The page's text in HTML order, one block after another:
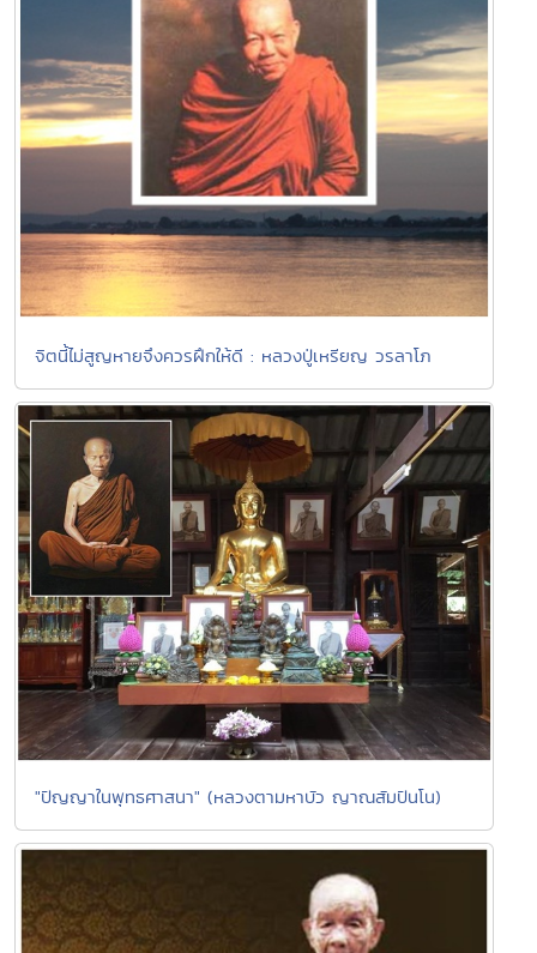
จิตนี้ไม่สูญหายจึงควรฝึกให้ดี : หลวงปู่เหรียญ วรลาโภ
"ปัญญาในพุทธศาสนา" (หลวงตามหาบัว ญาณสัมปันโน)